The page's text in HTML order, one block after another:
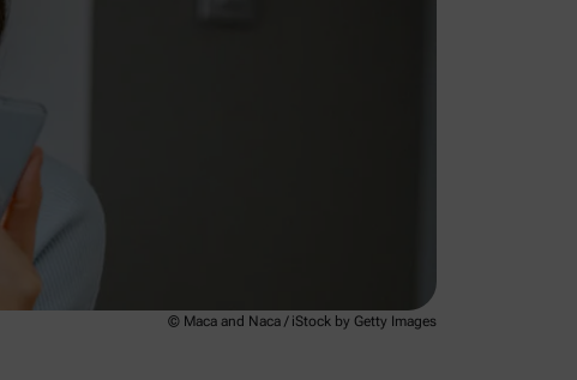
© Maca and Naca / iStock by Getty Images